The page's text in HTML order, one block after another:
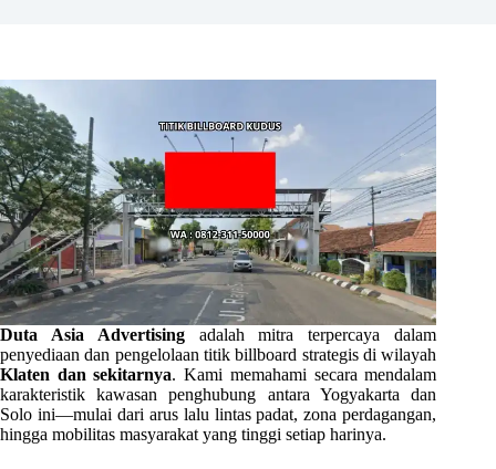
Duta Asia Advertisingadalah mitra terpercaya dalam
penyediaan dan pengelolaan titik billboard strategis di wilayah
Klaten dan sekitarnya. Kami memahami secara mendalam
karakteristik kawasan penghubung antara Yogyakarta dan
Solo ini—mulai dari arus lalu lintas padat, zona perdagangan,
hingga mobilitas masyarakat yang tinggi setiap harinya.